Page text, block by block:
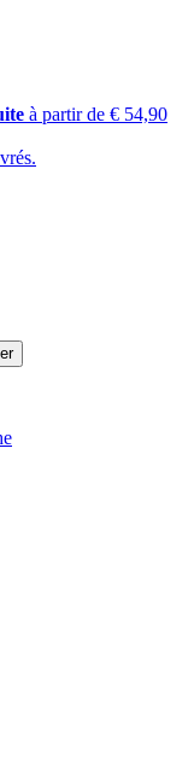
à partir de € 54,90